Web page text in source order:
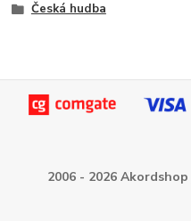
Česká hudba
2006 - 2026